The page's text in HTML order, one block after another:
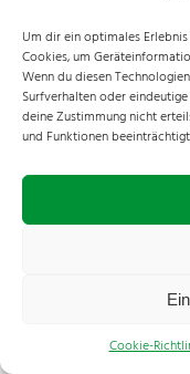
Um dir ein optimales
Cookies, um
Wenn du diesen
Surfverhalten oder
deine Zustimmung nicht
und Funktionen
Cookie-